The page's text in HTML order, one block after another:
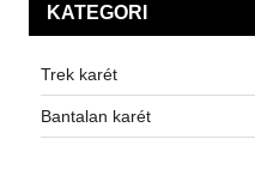
KATEGORI
Trek karét
Bantalan karét